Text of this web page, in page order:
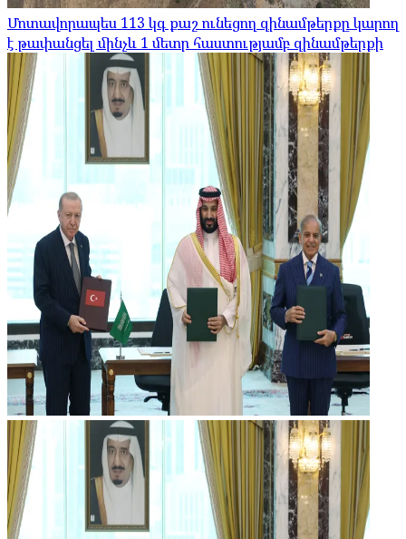
Մոտավորապես 113 կգ քաշ ունեցող զինամթերքը կարող
է թափանցել մինչև 1 մետր հաստությամբ զինամթերքի